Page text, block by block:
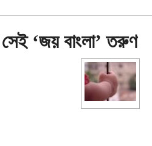
সেই ‘জয় বাংলা’ তরুণ